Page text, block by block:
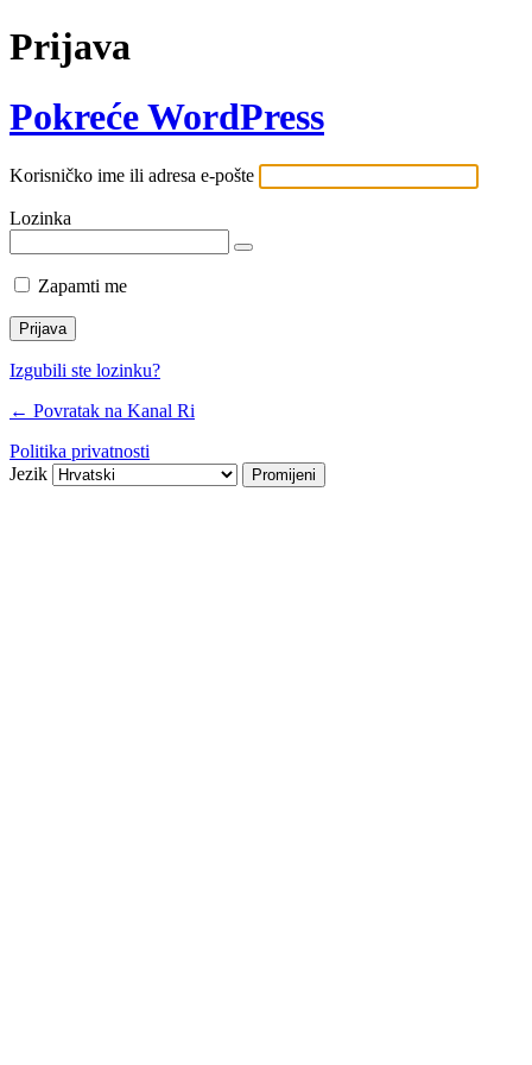
Prijava
Pokreće WordPress
Korisničko ime ili adresa e-pošte
Lozinka
Zapamti me
Izgubili ste lozinku?
← Povratak na Kanal Ri
Politika privatnosti
Jezik